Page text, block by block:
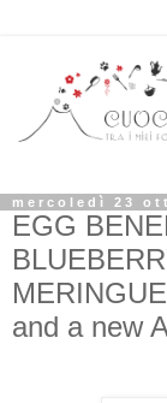
mercoledì 23
EGG
and a new